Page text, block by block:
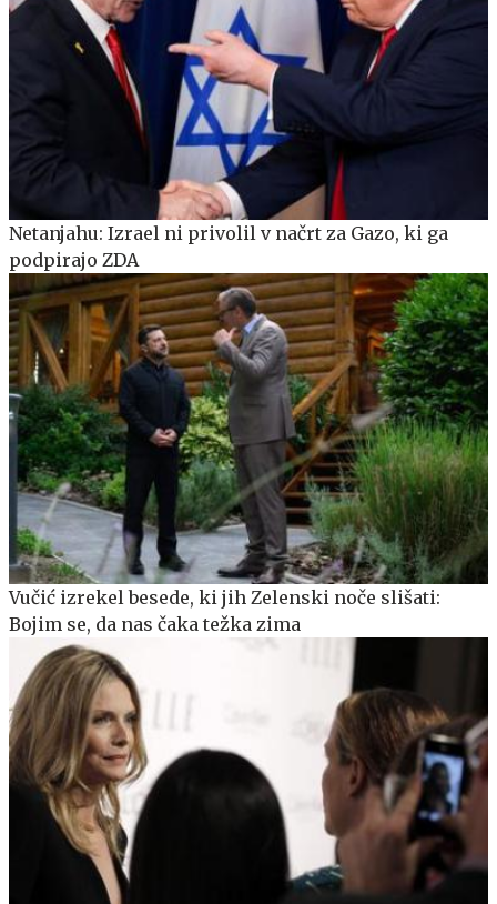
Netanjahu: Izrael ni privolil v načrt za Gazo, ki ga
podpirajo ZDA
Vučić izrekel besede, ki jih Zelenski noče slišati:
Bojim se, da nas čaka težka zima